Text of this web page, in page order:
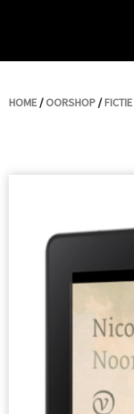
HOME/OORSHOP/FICTIE